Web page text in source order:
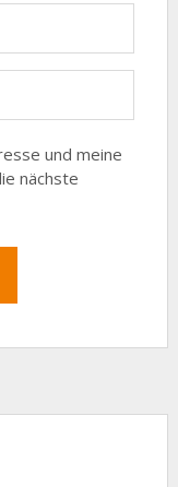
und meine
nächste